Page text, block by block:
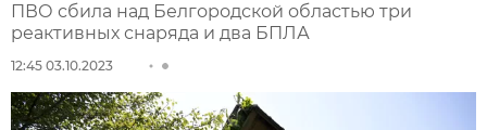
ПВО сбила над Белгородской областью три
реактивных снаряда и два БПЛА
12:45 03.10.2023